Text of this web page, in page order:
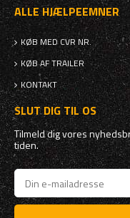
ALLE HJÆLPEEMNER
KØB MED CVR NR.
KØB AF TRAILER
KONTAKT
SLUT DIG TIL OS
Tilmeld dig vores
tiden.